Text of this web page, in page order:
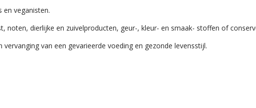
en veganisten.
noten, dierlijke en zuivelproducten, geur-, kleur- en smaak- stoffen of
van een gevarieerde voeding en gezonde levensstijl.